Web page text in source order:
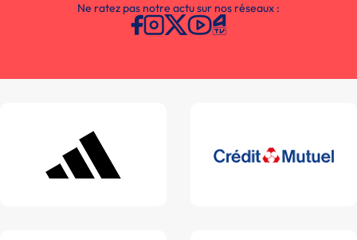
Ne ratez pas notre actu sur nos réseaux :